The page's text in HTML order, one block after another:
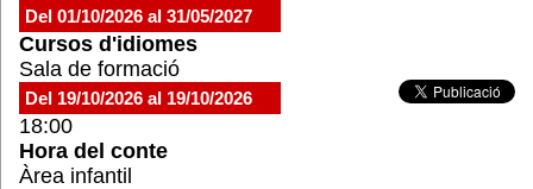
Del 01/10/2026 al 31/05/2027
Cursos d'idiomes
Sala de formació
Del 19/10/2026 al 19/10/2026
18:00
Hora del conte
Àrea infantil